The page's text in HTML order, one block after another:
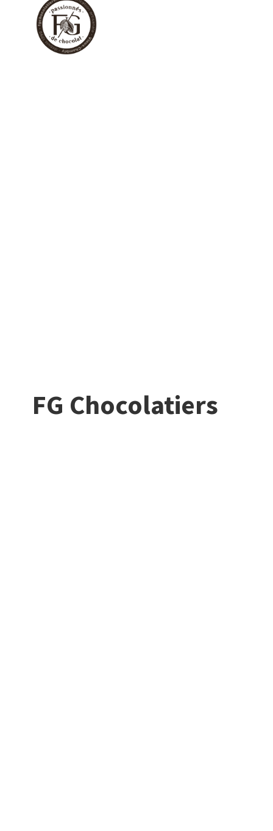
FG Chocolatiers